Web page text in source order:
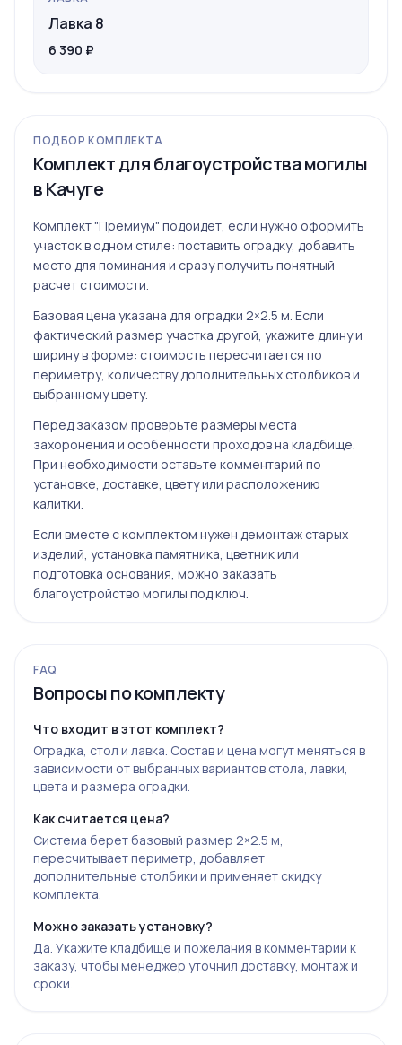
Лавка 8
6 390 ₽
ПОДБОР КОМПЛЕКТА
Комплект для благоустройства могилы
в Качуге
Комплект "Премиум" подойдет, если нужно оформить
участок в одном стиле: поставить оградку, добавить
место для поминания и сразу получить понятный
расчет стоимости.
Базовая цена указана для оградки 2×2.5 м. Если
фактический размер участка другой, укажите длину и
ширину в форме: стоимость пересчитается по
периметру, количеству дополнительных столбиков и
выбранному цвету.
Перед заказом проверьте размеры места
захоронения и особенности проходов на кладбище.
При необходимости оставьте комментарий по
установке, доставке, цвету или расположению
калитки.
Если вместе с комплектом нужен демонтаж старых
изделий, установка памятника, цветник или
подготовка основания, можно заказать
благоустройство могилы под ключ.
FAQ
Вопросы по комплекту
Что входит в этот комплект?
Оградка, стол и лавка. Состав и цена могут меняться в
зависимости от выбранных вариантов стола, лавки,
цвета и размера оградки.
Как считается цена?
Система берет базовый размер 2×2.5 м,
пересчитывает периметр, добавляет
дополнительные столбики и применяет скидку
комплекта.
Можно заказать установку?
Да. Укажите кладбище и пожелания в комментарии к
заказу, чтобы менеджер уточнил доставку, монтаж и
сроки.